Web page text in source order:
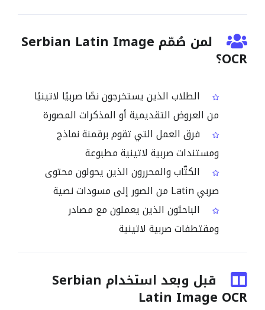
لمن صُمّم Serbian Latin Image
OCR؟
الطلاب الذين يستخرجون نصًا صربيًا لاتينيًا
من العروض التقديمية أو المذكرات المصورة
فرق العمل التي تقوم برقمنة نماذج
ومستندات صربية لاتينية مطبوعة
الكتّاب والمحررون الذين يحولون محتوى
صربي Latin من الصور إلى مسودات نصية
الباحثون الذين يعملون مع مصادر
ومقتطفات صربية لاتينية
قبل وبعد استخدام Serbian
Latin Image OCR